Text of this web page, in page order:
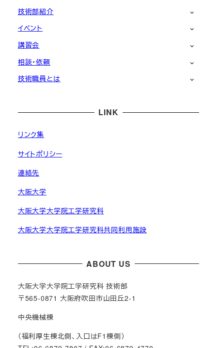
技術部紹介
イベント
講習会
相談・依頼
技術職員とは
LINK
リンク集
サイトポリシー
連絡先
大阪大学
大阪大学大学院工学研究科
大阪大学大学院工学研究科共同利用施設
ABOUT US
大阪大学大学院工学研究科 技術部
〒565-0871 大阪府吹田市山田丘2-1
中央機械棟
（福利厚生棟北側、入口はF1棟側）